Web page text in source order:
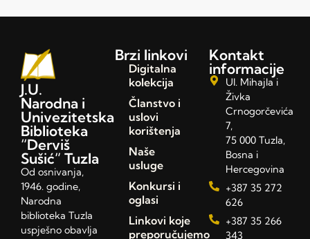
J.U.
Narodna i
Univezitetska
Biblioteka
“Derviš
Sušić” Tuzla
Od osnivanja,
1946. godine,
Narodna
biblioteka Tuzla
uspješno obavlja
Brzi linkovi
Digitalna
kolekcija
Članstvo i
uslovi
korištenja
Naše
usluge
Konkursi i
oglasi
Linkovi koje
preporučujemo
Kontakt
informacije
Ul. Mihajla i
Živka
Crnogorčevića
7,
75 000 Tuzla,
Bosna i
Hercegovina
+387 35 272
626
+387 35 266
343